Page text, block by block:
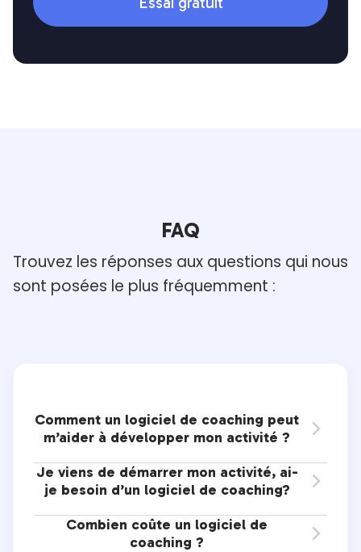
FAQ
Trouvez les réponses aux questions qui nous
sont posées le plus fréquemment :
Comment un logiciel de coaching peut
m’aider à développer mon activité ?

Je viens de démarrer mon activité, ai-
je besoin d’un logiciel de coaching?

Combien coûte un logiciel de
coaching ?
